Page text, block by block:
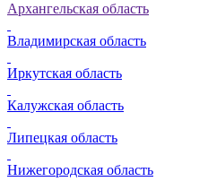
Архангельская область
Владимирская область
Иркутская область
Калужская область
Липецкая область
Нижегородская область